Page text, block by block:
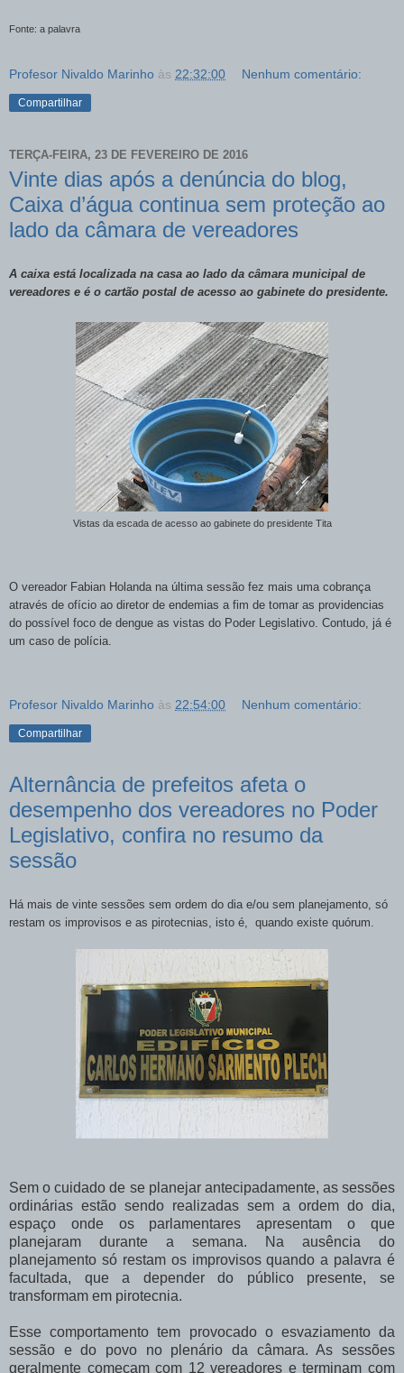
Fonte: a palavra
Profesor Nivaldo Marinho às 22:32:00 Nenhum comentário:
Compartilhar
TERÇA-FEIRA, 23 DE FEVEREIRO DE 2016
Vinte dias após a denúncia do blog,
Caixa d’água continua sem proteção ao
lado da câmara de vereadores
A caixa está localizada na casa ao lado da câmara municipal de
vereadores e é o cartão postal de acesso ao gabinete do presidente.
Vistas da escada de acesso ao gabinete do presidente Tita
O vereador Fabian Holanda na última sessão fez mais uma cobrança
através de ofício ao diretor de endemias a fim de tomar as providencias
do possível foco de dengue as vistas do Poder Legislativo. Contudo, já é
um caso de polícia.
Profesor Nivaldo Marinho às 22:54:00 Nenhum comentário:
Compartilhar
Alternância de prefeitos afeta o
desempenho dos vereadores no Poder
Legislativo, confira no resumo da
sessão
Há mais de vinte sessões sem ordem do dia e/ou sem planejamento, só
restam os improvisos e as pirotecnias, isto é, quando existe quórum.
Sem o cuidado de se planejar antecipadamente, as sessões
ordinárias estão sendo realizadas sem a ordem do dia,
espaço onde os parlamentares apresentam o que
planejaram durante a semana. Na ausência do
planejamento só restam os improvisos quando a palavra é
facultada, que a depender do público presente, se
transformam em pirotecnia.
Esse comportamento tem provocado o esvaziamento da
sessão e do povo no plenário da câmara. As sessões
geralmente começam com 12 vereadores e terminam com